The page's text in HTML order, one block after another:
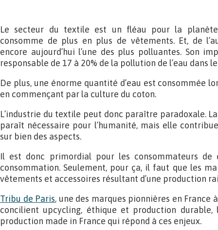
Le secteur du textile est un fléau pour la
consomme de plus en plus de vêtements. Et, de
encore aujourd’hui l’une des plus polluantes. Son
responsable de 17 à 20% de la pollution de l’eau dans
De plus, une énorme quantité d’eau est consommée
en commençant par la culture du coton.
L’industrie du textile peut donc paraître paradoxale.
paraît nécessaire pour l’humanité, mais elle
sur bien des aspects.
Il est donc primordial pour les consommateurs de
consommation. Seulement, pour ça, il faut que les
vêtements et accessoires résultant d’une production
Tribu de Paris, une des marques pionnières en France
concilient upcycling, éthique et production
production made in France qui répond à ces enjeux.